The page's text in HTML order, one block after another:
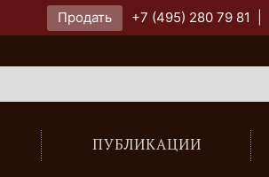
Продать +7 (495) 280 79 81
ПУБЛИКАЦИИ